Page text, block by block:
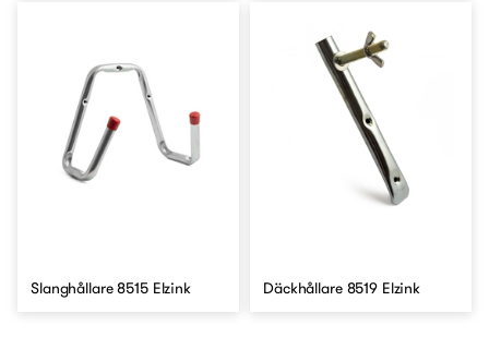
Slanghållare 8515 Elzink Däckhållare 8519 Elzink